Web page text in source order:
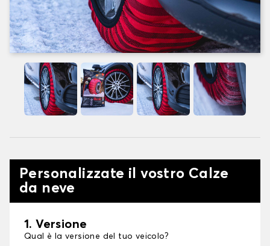
Personalizzate il vostro Calze
da neve
1. Versione
Qual è la versione del tuo veicolo?